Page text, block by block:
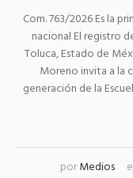
Com. 763/2026 Es la
nacional El registro
Toluca, Estado de
Moreno invita a la
generación de la
porMedios